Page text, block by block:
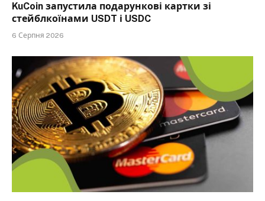
KuCoin запустила подарункові картки зі
стейблкоїнами USDT і USDC
6 Серпня 2026